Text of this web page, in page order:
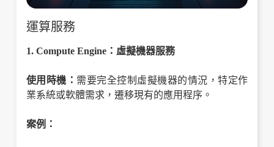
運算服務
1. Compute Engine：虛擬機器服務
使用時機： 需要完全控制虛擬機器的情況，特定作
業系統或軟體需求，遷移現有的應用程序。
案例：